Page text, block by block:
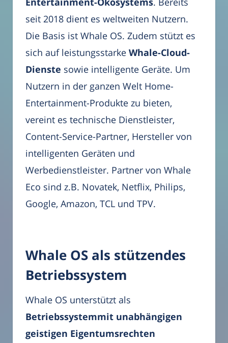
seit 2018 dient es weltweiten Nutzern.
Die Basis ist Whale OS. Zudem stützt es
sich auf leistungsstarke Whale-Cloud-
Dienste sowie intelligente Geräte. Um
Nutzern in der ganzen Welt Home-
Entertainment-Produkte zu bieten,
vereint es technische Dienstleister,
Content-Service-Partner, Hersteller von
intelligenten Geräten und
Werbedienstleister. Partner von Whale
Eco sind z.B. Novatek, Netflix, Philips,
Google, Amazon, TCL und TPV.
Whale OS als stützendes
Betriebssystem
Whale OS unterstützt als
Betriebssystemmit unabhängigen
geistigen Eigentumsrechten